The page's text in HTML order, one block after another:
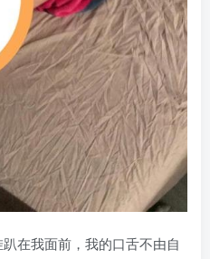
在我面前，我的口舌不由自